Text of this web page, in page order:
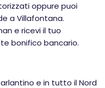
oppure puoi
a Villafontana.
e ricevi il tuo
bonifico bancario.
e in tutto il Nord